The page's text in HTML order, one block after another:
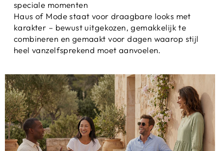
speciale momenten
Haus of Mode staat voor draagbare looks met
karakter – bewust uitgekozen, gemakkelijk te
combineren en gemaakt voor dagen waarop stijl
heel vanzelfsprekend moet aanvoelen.